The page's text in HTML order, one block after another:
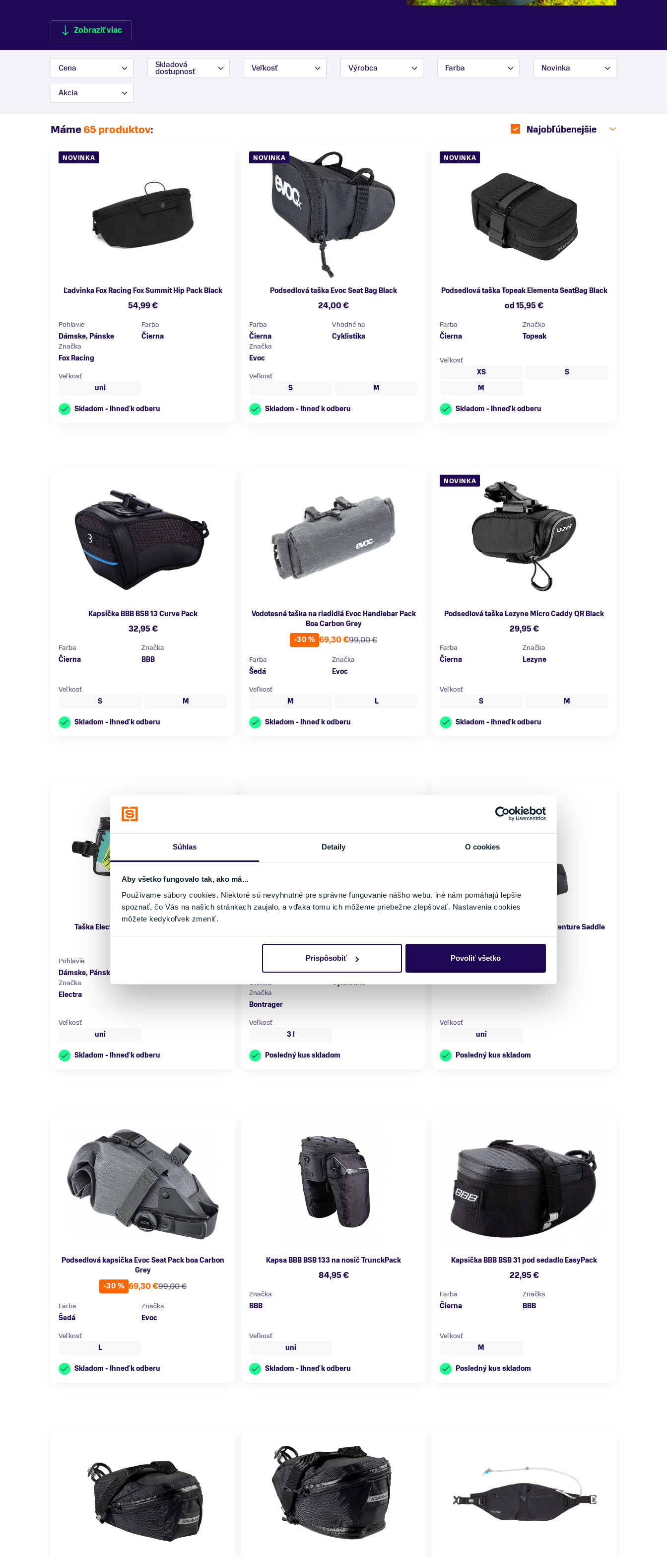
Súhlas Detaily O cookies
Aby všetko fungovalo tak, ako má...
Používame súbory cookies. Niektoré sú nevyhnutné pre správne fungovanie nášho webu, iné nám pomáhajú lepšie
spoznať, čo Vás na našich stránkach zaujalo, a vďaka tomu ich môžeme priebežne zlepšovať. Nastavenia cookies
môžete kedykoľvek zmeniť.
Prispôsobiť Povoliť všetko
Zobraziť viac
Zobraziť menej
Cena Skladová
dostupnosť Veľkosť Výrobca Farba Novinka
Akcia
Máme65 produktov: Najobľúbenejšie
NOVINKA
Ľadvinka Fox Racing Fox Summit Hip Pack Black
54,99 €
Pohlavie
Dámske, Pánske
Farba
Čierna
Značka
Fox Racing
Veľkosť
uni
Skladom - Ihneď k odberu
NOVINKA
Podsedlová taška Evoc Seat Bag Black
24,00 €
Farba
Čierna
Vhodné na
Cyklistika
Značka
Evoc
Veľkosť
S
M
Skladom - Ihneď k odberu
NOVINKA
Podsedlová taška Topeak Elementa SeatBag Black
od 15,95 €
Farba
Čierna
Značka
Topeak
Veľkosť
XS
S
M
Skladom - Ihneď k odberu
Kapsička BBB BSB 13 Curve Pack
32,95 €
Farba
Čierna
Značka
BBB
Veľkosť
S
M
Skladom - Ihneď k odberu
Vodotesná taška na riadidlá Evoc Handlebar Pack
Boa Carbon Grey
-30 %
99,00 €
69,30 €
Farba
Šedá
Značka
Evoc
Veľkosť
M
L
Skladom - Ihneď k odberu
NOVINKA
Podsedlová taška Lezyne Micro Caddy QR Black
29,95 €
Farba
Čierna
Značka
Lezyne
Veľkosť
S
M
Skladom - Ihneď k odberu
Taška Electra Miami s vreckom na telefón
Pohlavie
Dámske, Pánske
Značka
Electra
Veľkosť
uni
Skladom - Ihneď k odberu
Bag Black
109,99 €
Farba
Čierna
Vhodné na
Cyklistika
Značka
Bontrager
Veľkosť
3 l
Posledný kus skladom
Podsedlová brašna Bontrager Adventure Saddle
129,99 €
Farba
Čierna
Bontrager
Veľkosť
uni
Posledný kus skladom
Podsedlová kapsička Evoc Seat Pack boa Carbon
Grey
-30 %
99,00 €
69,30 €
Farba
Šedá
Značka
Evoc
Veľkosť
L
Skladom - Ihneď k odberu
Kapsa BBB BSB 133 na nosič TrunckPack
84,95 €
Značka
BBB
Veľkosť
uni
Skladom - Ihneď k odberu
Kapsička BBB BSB 31 pod sedadlo EasyPack
22,95 €
Farba
Čierna
Značka
BBB
Veľkosť
M
Posledný kus skladom